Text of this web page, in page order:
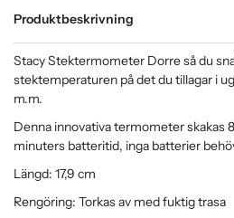
Produktbeskrivning
Stacy Stektermometer Dorre så du
stektemperaturen på det du tillagar i
m.m.
Denna innovativa termometer skakas
minuters batteritid, inga batterier
Längd: 17,9 cm
Rengöring: Torkas av med fuktig trasa